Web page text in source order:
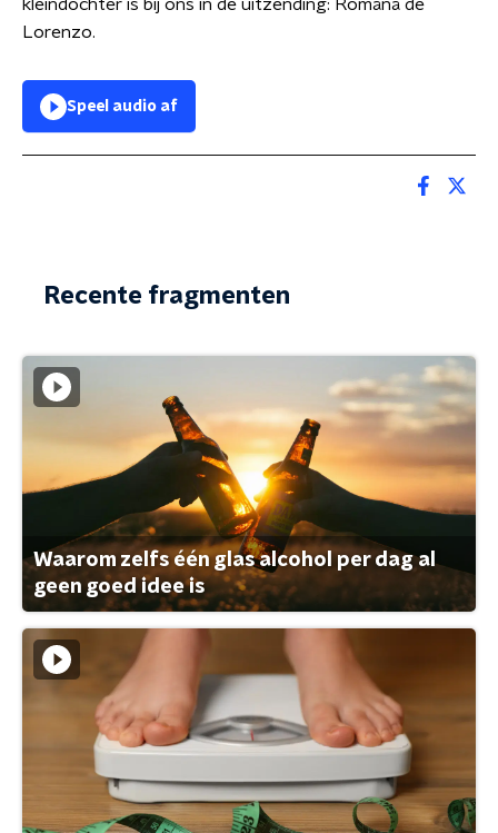
kleindochter is bij ons in de uitzending: Romana de
Lorenzo.
Speel audio af
Recente fragmenten
Waarom zelfs één glas alcohol per dag al
geen goed idee is